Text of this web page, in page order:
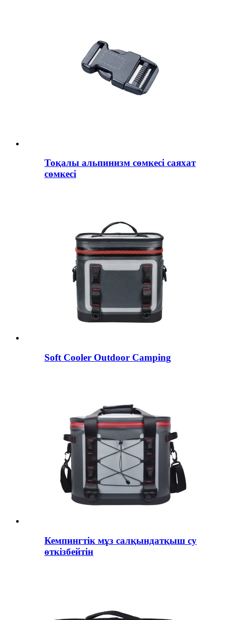
Тоқалы альпинизм сөмкесі саяхат
сөмкесі
Soft Cooler Outdoor Camping
Кемпингтік мұз салқындатқыш су
өткізбейтін